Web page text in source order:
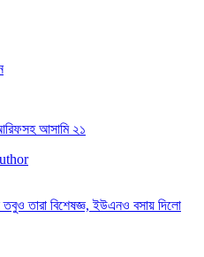
আসামি ২১
তবুও তারা বিশেষজ্ঞ, ইউএনও বসায় দিলো